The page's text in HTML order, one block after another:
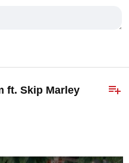
playlist_add
ft. Skip Marley